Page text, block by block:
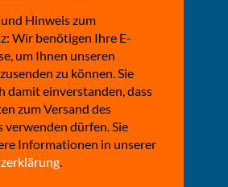
Hinweis zum
Wir benötigen Ihre E-
um Ihnen unseren
zu können. Sie
damit einverstanden, dass
zum Versand des
verwenden dürfen. Sie
Informationen in unserer
.